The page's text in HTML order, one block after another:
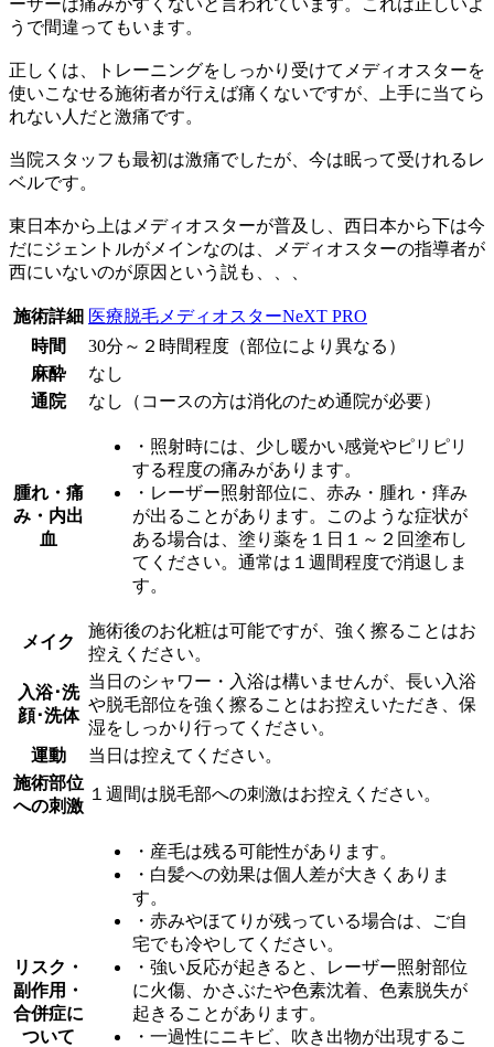
うで間違ってもいます。
正しくは、トレーニングをしっかり受けてメディオスターを
使いこなせる施術者が行えば痛くないですが、上手に当てら
れない人だと激痛です。
当院スタッフも最初は激痛でしたが、今は眠って受けれるレ
ベルです。
東日本から上はメディオスターが普及し、西日本から下は今
だにジェントルがメインなのは、メディオスターの指導者が
西にいないのが原因という説も、、、
施術詳細 医療脱毛メディオスターNeXT PRO
時間
30分～２時間程度（部位により異なる）
麻酔
なし
通院
なし（コースの方は消化のため通院が必要）
腫れ・痛
み・内出
血
・照射時には、少し暖かい感覚やピリピリ
する程度の痛みがあります。
・レーザー照射部位に、赤み・腫れ・痒み
が出ることがあります。このような症状が
ある場合は、塗り薬を１日１～２回塗布し
てください。通常は１週間程度で消退しま
す。
メイク
施術後のお化粧は可能ですが、強く擦ることはお
控えください。
入浴･洗
顔･洗体
当日のシャワー・入浴は構いませんが、長い入浴
や脱毛部位を強く擦ることはお控えいただき、保
湿をしっかり行ってください。
運動
当日は控えてください。
施術部位
への刺激
１週間は脱毛部への刺激はお控えください。
リスク・
副作用・
合併症に
ついて
・産毛は残る可能性があります。
・白髪への効果は個人差が大きくありま
す。
・赤みやほてりが残っている場合は、ご自
宅でも冷やしてください。
・強い反応が起きると、レーザー照射部位
に火傷、かさぶたや色素沈着、色素脱失が
起きることがあります。
・一過性にニキビ、吹き出物が出現するこ